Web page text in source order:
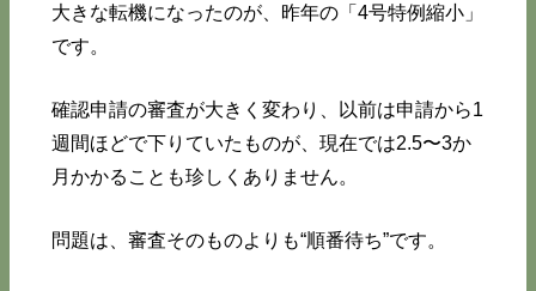
大きな転機になったのが、昨年の「4号特例縮小」
です。
確認申請の審査が大きく変わり、以前は申請から1
週間ほどで下りていたものが、現在では2.5〜3か
月かかることも珍しくありません。
問題は、審査そのものよりも“順番待ち”です。